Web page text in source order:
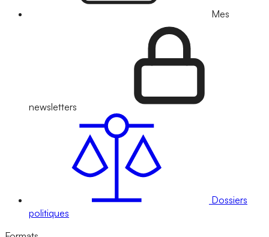
Mes
newsletters
Dossiers
politiques